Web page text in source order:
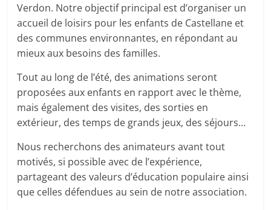
Verdon. Notre objectif principal est d’organiser un
accueil de loisirs pour les enfants de Castellane et
des communes environnantes, en répondant au
mieux aux besoins des familles.
Tout au long de l’été, des animations seront
proposées aux enfants en rapport avec le thème,
mais également des visites, des sorties en
extérieur, des temps de grands jeux, des séjours…
Nous recherchons des animateurs avant tout
motivés, si possible avec de l’expérience,
partageant des valeurs d’éducation populaire ainsi
que celles défendues au sein de notre association.